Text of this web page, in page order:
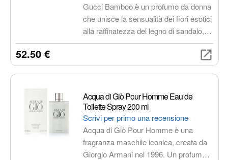
Gucci Bamboo è un profumo da donna
che unisce la sensualità dei fiori esotici
alla raffinatezza del legno di sandalo,
creando un'armonia unica e
inconfondibile. Il flacone è elegante e
raffinato, con la sua forma slanciata e il
52.50 €
Acqua di Giò Pour Homme Eau de
Toilette Spray 200 ml
Scrivi per primo una recensione
Acqua di Giò Pour Homme è una
fragranza maschile iconica, creata da
Giorgio Armani nel 1996. Un profumo